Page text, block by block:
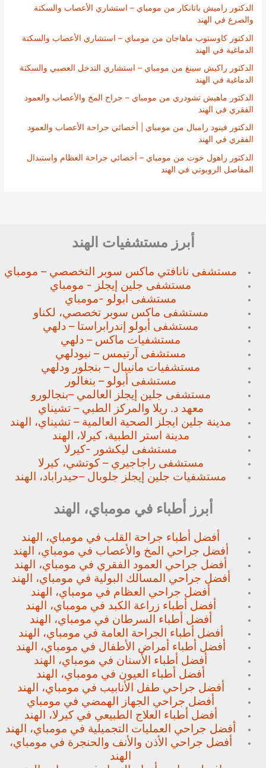
الدكتور راميش باتانكار من مومباي – استشاري الأعصاب والسكتة
والصرع في الهند
الدكتور كاوستوب ماهاجان من مومباي – استشاري الأعصاب والسكتة
الدماغية في الهند
الدكتور راكيش سينغ من مومباي – استشاري التدخل العصبي والسكتة
الدماغية في الهند
الدكتور ماهيش تشودري من مومباي – جراح المخ والأعصاب والعمود
الفقري في الهند
الدكتور فينود رامبال من مومباي | أخصائي جراحة الأعصاب والعمود
الفقري في الهند
الدكتور راهول خوت من مومباي – أخصائي جراحة العظام واستبدال
المفاصل الروبوتي في الهند
أبرز مستشفيات الهند
مستشفى نانافتي ماكس سوبر التخصصي – مومباي
مستشفى جلين إيجلز - مومباي
مستشفى ابولو -مومباي
مستشفى ماكس سوبر تخصصي، لكناو
مستشفى أبولو إندرابراستا – دلهي
مستشفيات ماكس – دلهي
مستشفى آرتيمس – نيودلهي
مستشفيات مانيبال – بنجلور ودلهي
مستشفى أبولو – بنغالور
مستشفى جلين إيجلز العالمي –بنجالورو
معهد د. ريلا والمركز الطبي – تشيناي
مدينة جلين ايجلز الصحية العالمية – تشيناي، الهند
مدينة استر الطبية، كيرلا، الهند
مستشفى ليكشور -كيرلا
مستشفى راجاجيري – كوتشي، كيرلا
مستشفيات جلين إيجلز جلوبال –حيدراباد، الهند
أبرز أطباء في مومباي، الهند
أفضل أطباء جراحة القلب في مومباي، الهند
أفضل جراحي المخ والأعصاب في مومباي، الهند
أفضل جراحي العمود الفقري في مومباي، الهند
أفضل جراحي المسالك البولية في مومباي، الهند
أفضل جراحي العظام في مومباي، الهند
أفضل أطباء زراعة الكبد في مومباي، الهند
أفضل أطباء السرطان في مومباي، الهند
أفضل أطباء الجراحة العامة في مومباي، الهند
أفضل أطباء أمراض الأطفال في مومباي، الهند
أفضل أطباء الأسنان في مومباي، الهند
أفضل أطباء العيون في مومباي، الهند
أفضل جراحي طفل الأنابيب في مومباي، الهند
أفضل جراحي الجهاز الهمضي في مومباي
أفضل أطباء العلاج الطبيعي في كيرلا، الهند
أفضل جراحي العمليات التجميلية في مومباي، الهند
أفضل جراحي الأذن والأنف والحنجرة في مومباي،
الهند